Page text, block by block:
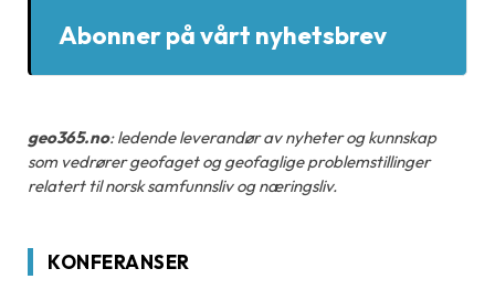
Abonner på vårt nyhetsbrev
geo365.no: ledende leverandør av nyheter og kunnskap
som vedrører geofaget og geofaglige problemstillinger
relatert til norsk samfunnsliv og næringsliv.
KONFERANSER